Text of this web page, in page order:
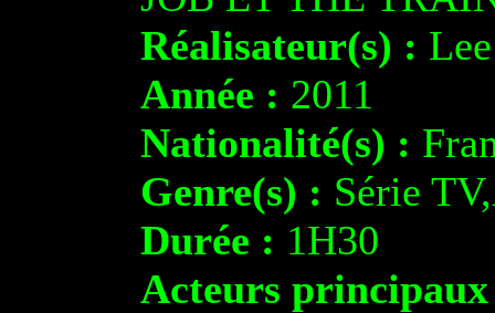
Réalisateur(s) :
Année : 2011
Nationalité(s) :
Genre(s) : Série
Durée : 1H30
Acteurs